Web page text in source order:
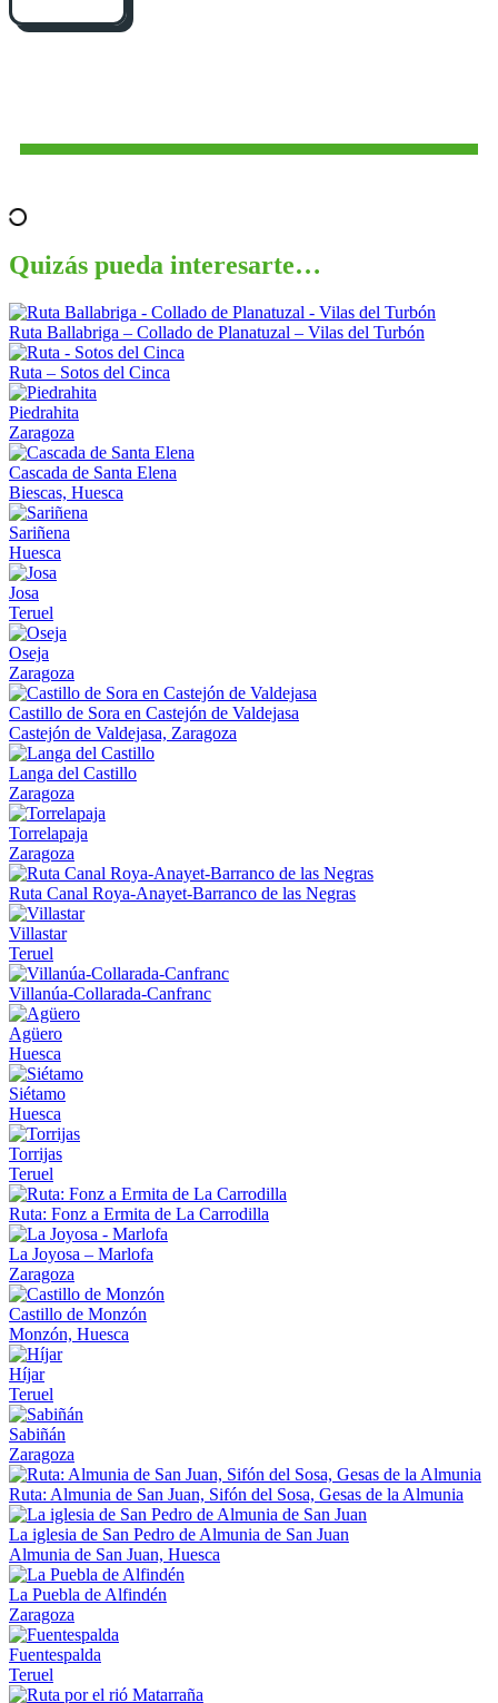
Quizás pueda interesarte…
Ruta Ballabriga – Collado de Planatuzal – Vilas del Turbón
Ruta – Sotos del Cinca
Piedrahita
Zaragoza
Cascada de Santa Elena
Biescas, Huesca
Sariñena
Huesca
Josa
Teruel
Oseja
Zaragoza
Castillo de Sora en Castejón de Valdejasa
Castejón de Valdejasa, Zaragoza
Langa del Castillo
Zaragoza
Torrelapaja
Zaragoza
Ruta Canal Roya-Anayet-Barranco de las Negras
Villastar
Teruel
Villanúa-Collarada-Canfranc
Agüero
Huesca
Siétamo
Huesca
Torrijas
Teruel
Ruta: Fonz a Ermita de La Carrodilla
La Joyosa – Marlofa
Zaragoza
Castillo de Monzón
Monzón, Huesca
Híjar
Teruel
Sabiñán
Zaragoza
Ruta: Almunia de San Juan, Sifón del Sosa, Gesas de la Almunia
La iglesia de San Pedro de Almunia de San Juan
Almunia de San Juan, Huesca
La Puebla de Alfindén
Zaragoza
Fuentespalda
Teruel